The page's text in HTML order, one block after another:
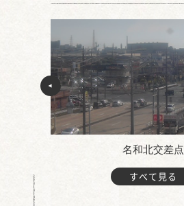
名和北交差点
すべて見る